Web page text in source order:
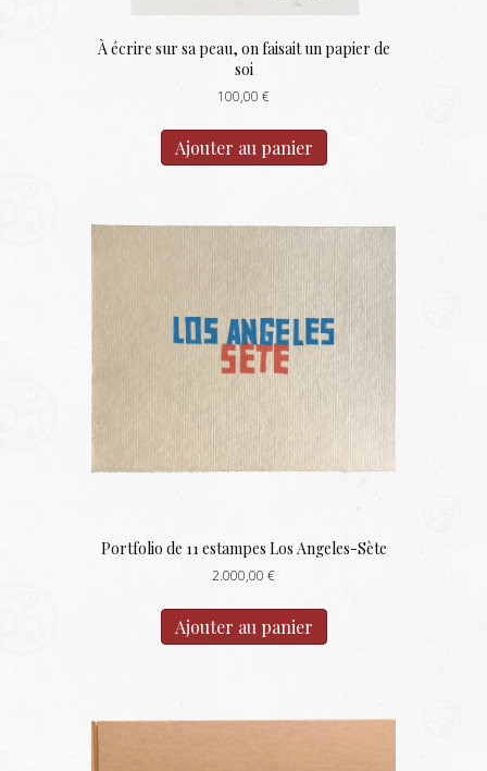
À écrire sur sa peau, on faisait un papier de
soi
100,00 €
Ajouter au panier
Portfolio de 11 estampes Los Angeles-Sète
2.000,00 €
Ajouter au panier